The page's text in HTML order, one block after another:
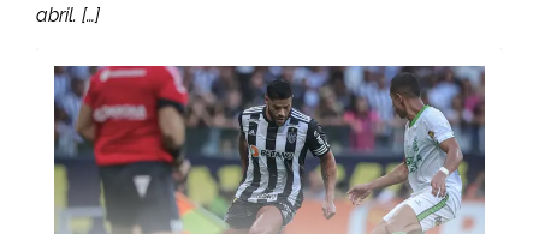
abril. […]